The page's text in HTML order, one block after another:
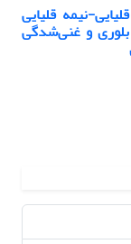
نیمه ‌قلیایی
و غنی‌شدگی